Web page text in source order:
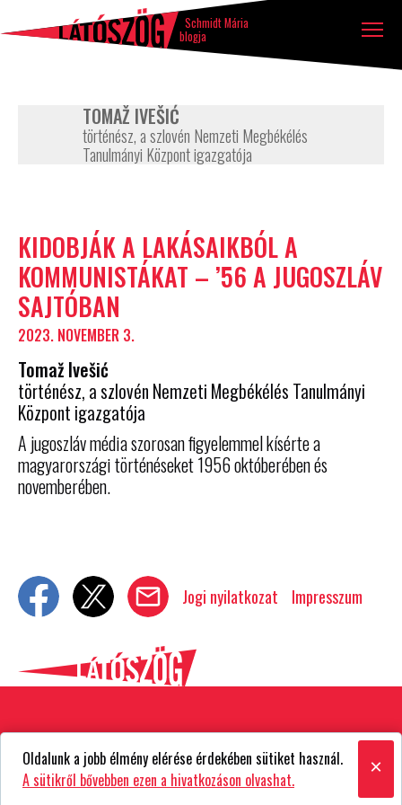
×
Oldalunk a jobb élmény elérése érdekében sütiket használ.
A sütikről bővebben ezen a hivatkozáson olvashat.
Látószög
blog Schmidt Mária
blogja
Tovább a tartalomhoz
Ugrás a lábléchez
TOMAŽ IVEŠIĆ
történész, a szlovén Nemzeti Megbékélés
Tanulmányi Központ igazgatója
Szerző
írásai
KIDOBJÁK A LAKÁSAIKBÓL A
KOMMUNISTÁKAT – ’56 A JUGOSZLÁV
SAJTÓBAN
2023. NOVEMBER 3.
Tomaž Ivešić
történész, a szlovén Nemzeti Megbékélés Tanulmányi
Központ igazgatója
A jugoszláv média szorosan figyelemmel kísérte a
magyarországi történéseket 1956 októberében és
novemberében.
Jogi nyilatkozat Impresszum